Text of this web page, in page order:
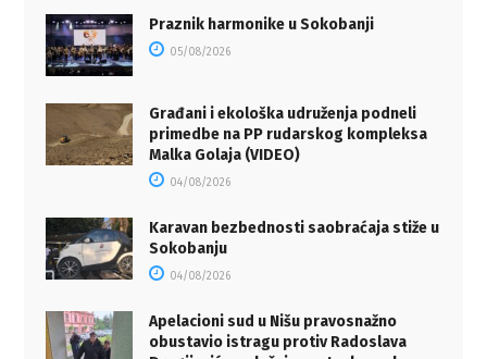
Praznik harmonike u Sokobanji
05/08/2026
Građani i ekološka udruženja podneli
primedbe na PP rudarskog kompleksa
Malka Golaja (VIDEO)
04/08/2026
Karavan bezbednosti saobraćaja stiže u
Sokobanju
04/08/2026
Apelacioni sud u Nišu pravosnažno
obustavio istragu protiv Radoslava